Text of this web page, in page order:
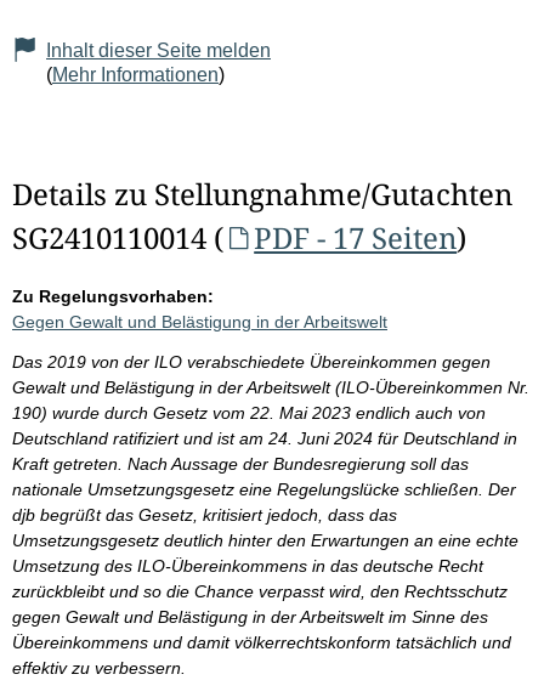
Inhalt dieser Seite melden
(Mehr Informationen)
Details zu Stellungnahme/Gutachten
SG2410110014 (
PDF - 17 Seiten)
Zu Regelungsvorhaben:
Gegen Gewalt und Belästigung in der Arbeitswelt
Das 2019 von der ILO verabschiedete Übereinkommen gegen
Gewalt und Belästigung in der Arbeitswelt (ILO-Übereinkommen Nr.
190) wurde durch Gesetz vom 22. Mai 2023 endlich auch von
Deutschland ratifiziert und ist am 24. Juni 2024 für Deutschland in
Kraft getreten. Nach Aussage der Bundesregierung soll das
nationale Umsetzungsgesetz eine Regelungslücke schließen. Der
djb begrüßt das Gesetz, kritisiert jedoch, dass das
Umsetzungsgesetz deutlich hinter den Erwartungen an eine echte
Umsetzung des ILO-Übereinkommens in das deutsche Recht
zurückbleibt und so die Chance verpasst wird, den Rechtsschutz
gegen Gewalt und Belästigung in der Arbeitswelt im Sinne des
Übereinkommens und damit völkerrechtskonform tatsächlich und
effektiv zu verbessern.